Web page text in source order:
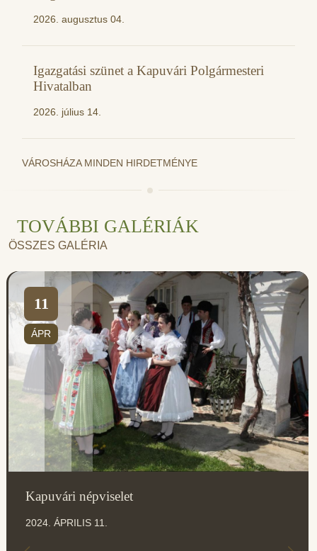
2026. augusztus 04.
Igazgatási szünet a Kapuvári Polgármesteri
Hivatalban
2026. július 14.
VÁROSHÁZA MINDEN HIRDETMÉNYE
TOVÁBBI GALÉRIÁK
ÖSSZES GALÉRIA
11
ÁPR
Kapuvári népviselet
2024. ÁPRILIS 11.